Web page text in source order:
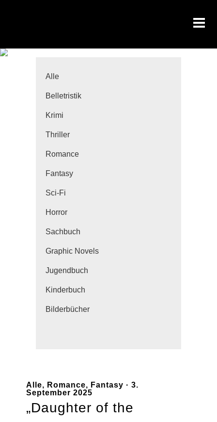
Alle
Belletristik
Krimi
Thriller
Romance
Fantasy
Sci-Fi
Horror
Sachbuch
Graphic Novels
Jugendbuch
Kinderbuch
Bilderbücher
Alle, Romance, Fantasy · 3.
September 2025
„Daughter of the